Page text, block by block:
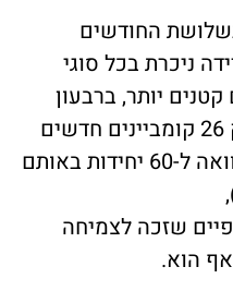
החודשים
בכל סוגי
ברבעון
של 2024 נרשמו רק 26 קומביינים חדשים
(ירידה של כמעט 57% בהשוואה ל-60 יחידות באותם
לצמיחה